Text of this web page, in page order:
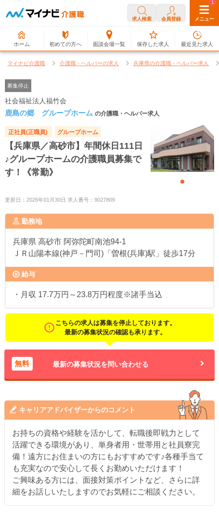
求人検索 会員登録 メニュー
ホーム 初めての方へ 面談会場一覧
0
保存した求人
1
最近見た求人
マイナビ介護職 介護職・ヘルパーの求人 兵庫県の介護職・ヘルパー求人
募集停止
社会福祉法人福竹会
鹿島の郷 グループホーム の介護職・ヘルパー求人
正社員(正職員) グループホーム
【兵庫県／高砂市】年間休日111日
♪グループホームの介護職員募集で
す！《常勤》
更新日：2026年01月30日 求人番号：9027809
勤務地
兵庫県 高砂市 阿弥陀町南池94-1
ＪＲ山陽本線(神戸－門司)「曽根(兵庫)駅」徒歩17分
給与
・月収 17.7万円～23.8万円程度※諸手当込
こちらの求人は募集を停止しております。
最新の募集状況の確認も承ります。
無料 最新の募集状況を問い合わせる
キャリアアドバイザーからのコメント
お持ちの資格や経験を活かして、転職後即戦力として
活躍できる環境があり、単身者用・世帯用と社員寮完
備！遠方にお住まいの方にもおすすめです♪各種手当て
も充実なので安心して長くお勤めいただけます！
ご興味ある方には、面接対策ポイントなど、さらに詳
細をお話しいたしますのでお気軽にご相談ください。